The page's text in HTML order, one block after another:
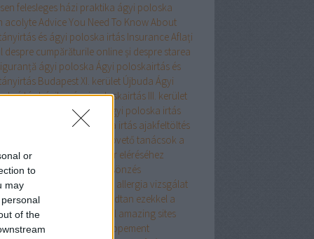
or
to
may
of the
felesleges házi praktika ágyi poloska
acolyteAdvice You Need To Know About
és ágyi poloska irtás InsuranceAflați
despre cumpărăturile online și despre starea
ágyi poloska Ágyi poloskairtás és
Budapest XI. kerület Újbuda Ágyi
házilagágyi poloskairtás III. kerület
poloskairtás XIII. kerület
Ágyi poloska irtás
ágyi poloska irtás ajakfeltöltés
Alapvető tanácsok a
keresztüli siker eléréséhez
ruha
alkalmi ruha kölcsönzés
allergia vizsgálat
Aludjon nyugodtan ezekkel a
alvási apnoe tippekkel amazing sites
en plus sur le développement